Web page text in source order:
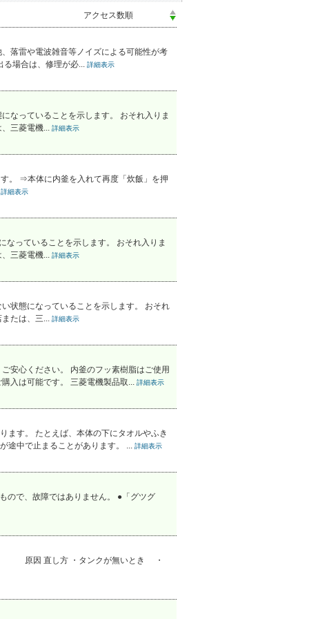
落雷や電波雑音等ノイズによる可能性が考
る場合は、修理が必... 詳細表示
なっていることを示します。 おそれ入りま
三菱電機... 詳細表示
。 ⇒本体に内釜を入れて再度「炊飯」を押
詳細表示
っていることを示します。 おそれ入りま
三菱電機... 詳細表示
状態になっていることを示します。 おそれ
たは、三... 詳細表示
安心ください。 内釜のフッ素樹脂はご使用
入は可能です。 三菱電機製品取... 詳細表示
ます。 たとえば、本体の下にタオルやふき
途中で止まることがあります。 ... 詳細表示
ので、故障ではありません。 ●「グツグ
。 原因 直し方 ・タンクが無いとき ・